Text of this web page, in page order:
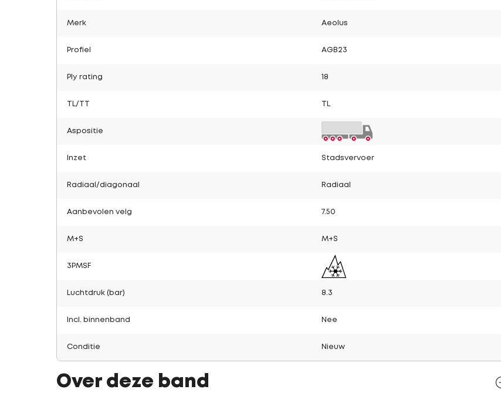
Merk Aeolus
Profiel AGB23
Ply rating 18
TL/TT
Aspositie
Inzet Stadsvervoer
Radiaal/diagonaal Radiaal
Aanbevolen velg 7.50
M+S M+S
3PMSF
Luchtdruk (bar) 8.3
Incl. binnenband Nee
Conditie Nieuw
Over deze band